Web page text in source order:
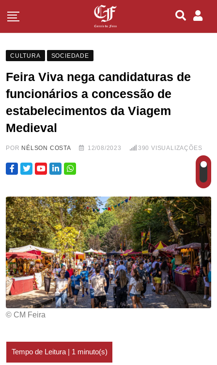
CULTURA SOCIEDADE
Feira Viva nega candidaturas de
funcionários a concessão de
estabelecimentos da Viagem
Medieval
POR NÉLSON COSTA 12/08/2023 390 VISUALIZAÇÕES
© CM Feira